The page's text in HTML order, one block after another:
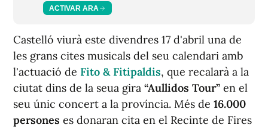
ACTIVAR ARA
Castelló viurà este divendres 17 d'abril una de
les grans cites musicals del seu calendari amb
l'actuació de Fito & Fitipaldis, que recalarà a la
ciutat dins de la seua gira “Aullidos Tour” en el
seu únic concert a la província. Més de 16.000
persones es donaran cita en el Recinte de Fires